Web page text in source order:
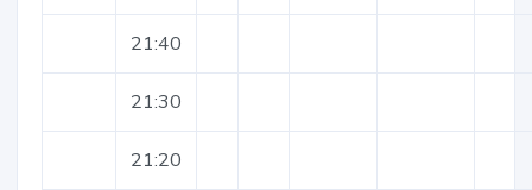
21:40
21:30
21:20